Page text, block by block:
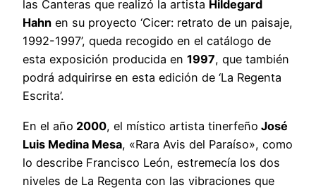
las Canteras que realizó la artista Hildegard
Hahn en su proyecto ‘Cicer: retrato de un paisaje,
1992-1997’, queda recogido en el catálogo de
esta exposición producida en 1997, que también
podrá adquirirse en esta edición de ‘La Regenta
Escrita’.
En el año 2000, el místico artista tinerfeño José
Luis Medina Mesa, «Rara Avis del Paraíso», como
lo describe Francisco León, estremecía los dos
niveles de La Regenta con las vibraciones que